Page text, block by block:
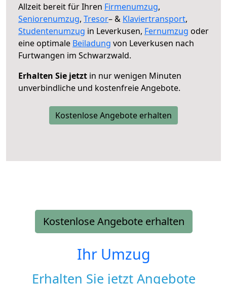
Allzeit bereit für Ihren Firmenumzug,
Seniorenumzug, Tresor– & Klaviertransport,
Studentenumzug in Leverkusen, Fernumzug oder
eine optimale Beiladung von Leverkusen nach
Furtwangen im Schwarzwald.
Erhalten Sie jetzt in nur wenigen Minuten
unverbindliche und kostenfreie Angebote.
Kostenlose Angebote erhalten
Kostenlose Angebote erhalten
Ihr Umzug
Erhalten Sie jetzt Angebote